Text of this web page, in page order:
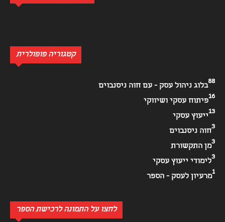
קטגוריה פופולרית
בלוג ניהול עסק - עם חוה ניסנבוים
88
פיתוח עסקי ושיווקי
16
ייעוץ עסקי
13
חוה ניסנבוים
3
מן התקשורת
3
לימודי ייעוץ עסקי
3
מרעיון לעסק - הספר
1
לחצו על התמונה לרכישת הספר